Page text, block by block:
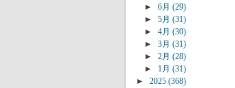
►
6月 (29)
►
5月 (31)
►
4月 (30)
►
3月 (31)
►
2月 (28)
►
1月 (31)
►
2025 (368)